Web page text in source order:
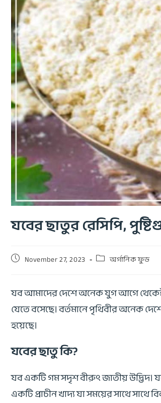
যবের ছাতুর রেসিপি,
November 27, 2023 অর্গানিক ফুড
যব আমাদের দেশে অনেক যুগ আগে থেকেই
যেতে বসেছে। বর্তমানে পৃথিবীর অনেক
হয়েছে।
যবের ছাতু কি?
যব একটি গম সদৃশ বীরুৎ জাতীয় উদ্ভিদ।
একটি প্রাচীন খাদ্য যা সময়ের সাথে সাথে